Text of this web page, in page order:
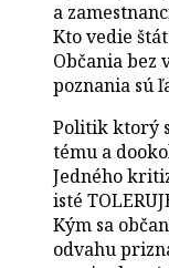
a
Kto vedie
Občania bez
poznania sú
Politik ktorý
tému a
Jedného
isté
Kým sa
odvahu